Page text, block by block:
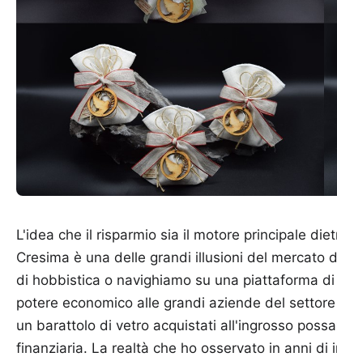
L'idea che il risparmio sia il motore principale
Cresima è una delle grandi illusioni del mercato
di hobbistica o navighiamo su una piattaforma
potere economico alle grandi aziende del
un barattolo di vetro acquistati all'ingrosso
finanziaria. La realtà che ho osservato in anni